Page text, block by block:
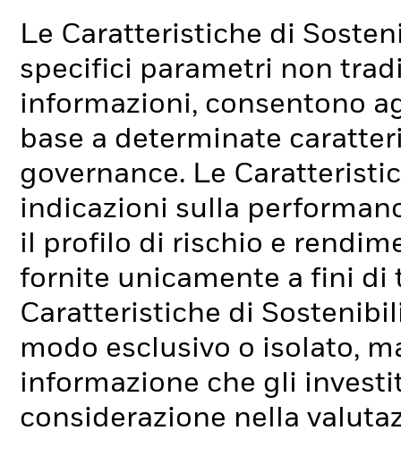
Le Caratteristiche di
specifici parametri non
informazioni, consentono
base a determinate
governance. Le
indicazioni sulla
il profilo di rischio e
fornite unicamente a fini di
Caratteristiche di
modo esclusivo o isolato,
informazione che gli
considerazione nella